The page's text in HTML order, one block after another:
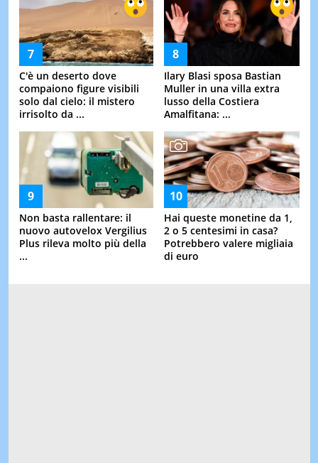
C'è un deserto dove
compaiono figure visibili
solo dal cielo: il mistero
irrisolto da ...
Ilary Blasi sposa Bastian
Muller in una villa extra
lusso della Costiera
Amalfitana: ...
Non basta rallentare: il
nuovo autovelox Vergilius
Plus rileva molto più della
...
Hai queste monetine da 1,
2 o 5 centesimi in casa?
Potrebbero valere migliaia
di euro